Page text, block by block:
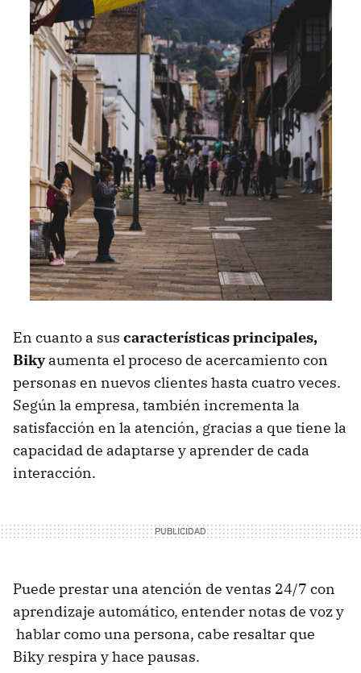
En cuanto a sus características principales,
Bikyaumenta el proceso de acercamiento con
personas en nuevos clientes hasta cuatro veces.
Según la empresa, también incrementa la
satisfacción en la atención, gracias a que tiene la
capacidad de adaptarse y aprender de cada
interacción.
Puede prestar una atención de ventas 24/7 con
aprendizaje automático, entender notas de voz y
hablar como una persona, cabe resaltar que
Biky respira y hace pausas.